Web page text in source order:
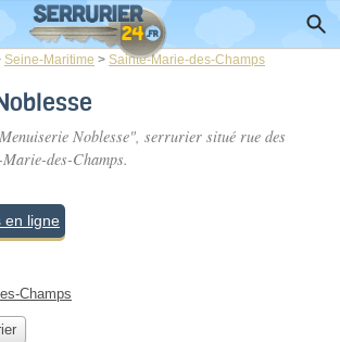
Seine-Maritime > Sainte-Marie-des-Champs
Noblesse", serrurier situé rue des
des-Champs.
en ligne
Champs